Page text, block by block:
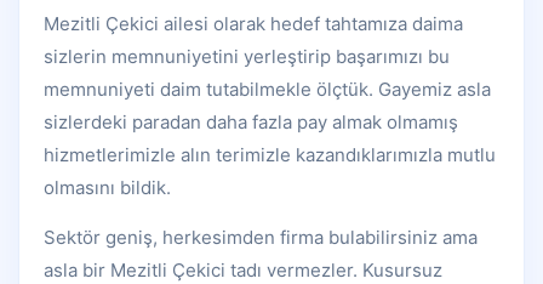
Mezitli Çekici ailesi olarak hedef tahtamıza daima
sizlerin memnuniyetini yerleştirip başarımızı bu
memnuniyeti daim tutabilmekle ölçtük. Gayemiz asla
sizlerdeki paradan daha fazla pay almak olmamış
hizmetlerimizle alın terimizle kazandıklarımızla mutlu
olmasını bildik.
Sektör geniş, herkesimden firma bulabilirsiniz ama
asla bir Mezitli Çekici tadı vermezler. Kusursuz